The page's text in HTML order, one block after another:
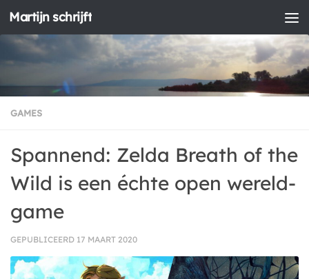
Doorgaan naar inhoud
Martijn schrijft
GAMES
Spannend: Zelda Breath of the
Wild is een échte open wereld-
game
GEPUBLICEERD 17 MAART 2020